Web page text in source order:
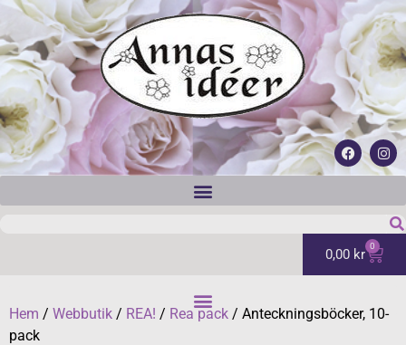
0,00 kr 0
Hem / Webbutik / REA! / Rea pack / Anteckningsböcker, 10-
pack